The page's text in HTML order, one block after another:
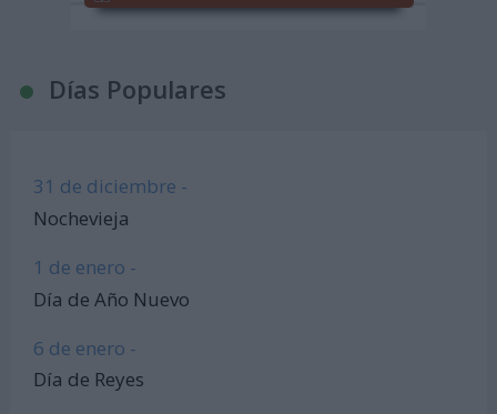
Días Populares
31 de diciembre -
Nochevieja
1 de enero -
Día de Año Nuevo
6 de enero -
Día de Reyes